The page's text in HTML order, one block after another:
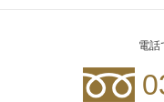
電話